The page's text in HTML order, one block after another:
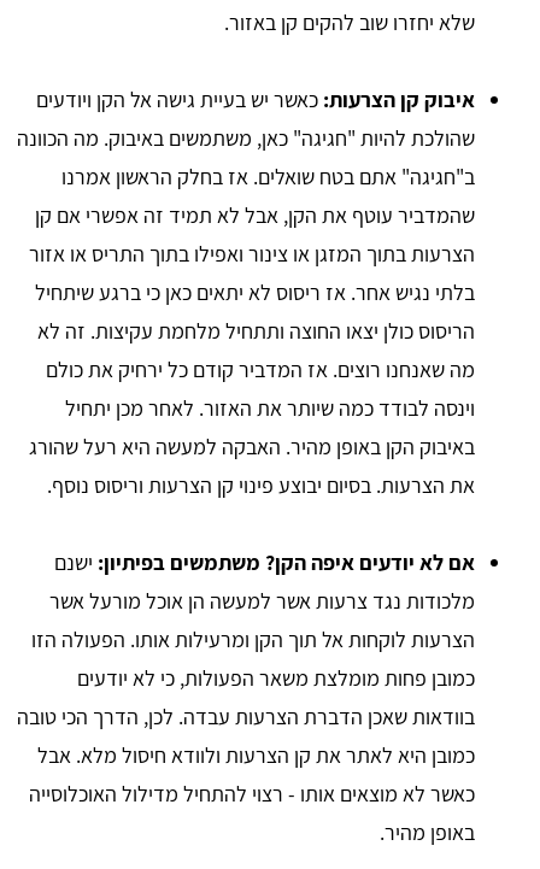
שלא יחזרו שוב להקים קן באזור.
איבוק קן הצרעות: כאשר יש בעיית גישה אל הקן ויודעים
שהולכת להיות "חגיגה" כאן, משתמשים באיבוק. מה הכוונה
ב"חגיגה" אתם בטח שואלים. אז בחלק הראשון אמרנו
שהמדביר עוטף את הקן, אבל לא תמיד זה אפשרי אם קן
הצרעות בתוך המזגן או צינור ואפילו בתוך התריס או אזור
בלתי נגיש אחר. אז ריסוס לא יתאים כאן כי ברגע שיתחיל
הריסוס כולן יצאו החוצה ותתחיל מלחמת עקיצות. זה לא
מה שאנחנו רוצים. אז המדביר קודם כל ירחיק את כולם
וינסה לבודד כמה שיותר את האזור. לאחר מכן יתחיל
באיבוק הקן באופן מהיר. האבקה למעשה היא רעל שהורג
את הצרעות. בסיום יבוצע פינוי קן הצרעות וריסוס נוסף.
אם לא יודעים איפה הקן? משתמשים בפיתיון: ישנם
מלכודות נגד צרעות אשר למעשה הן אוכל מורעל אשר
הצרעות לוקחות אל תוך הקן ומרעילות אותו. הפעולה הזו
כמובן פחות מומלצת משאר הפעולות, כי לא יודעים
בוודאות שאכן הדברת הצרעות עבדה. לכן, הדרך הכי טובה
כמובן היא לאתר את קן הצרעות ולוודא חיסול מלא. אבל
כאשר לא מוצאים אותו - רצוי להתחיל מדילול האוכלוסייה
באופן מהיר.